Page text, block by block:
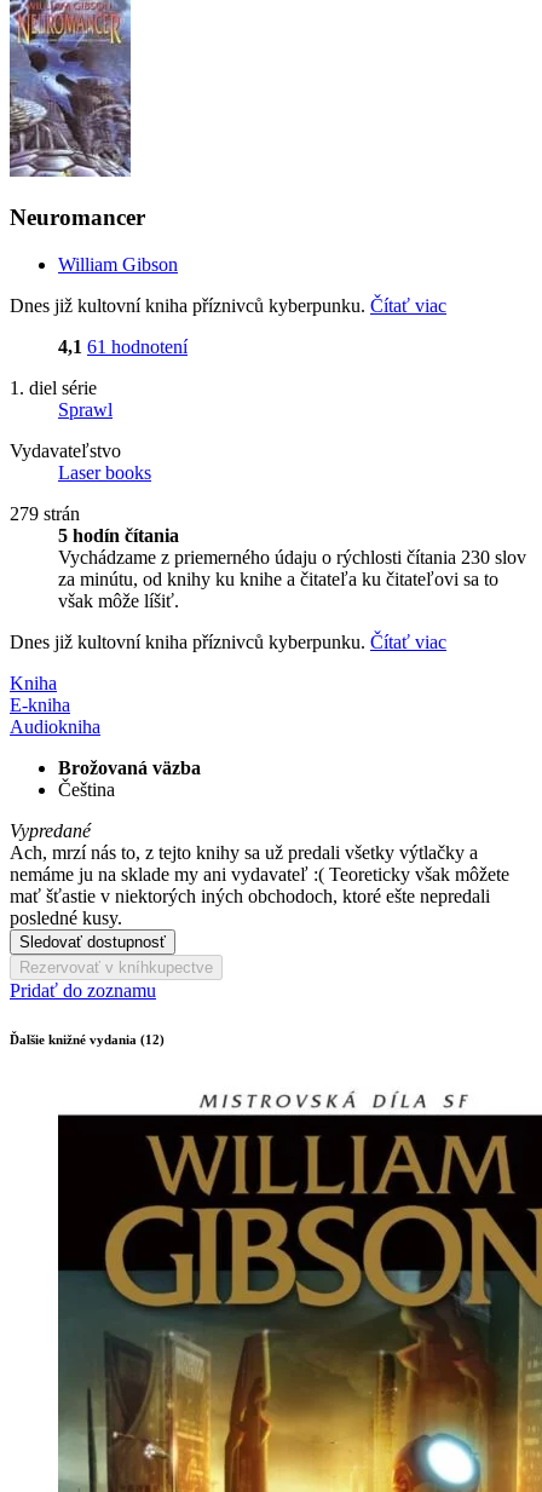
Neuromancer
William Gibson
Dnes již kultovní kniha příznivců kyberpunku. Čítať viac
4,1 61 hodnotení
1. diel série
Sprawl
Vydavateľstvo
Laser books
279 strán
5 hodín čítania
Vychádzame z priemerného údaju o rýchlosti čítania 230 slov
za minútu, od knihy ku knihe a čitateľa ku čitateľovi sa to
však môže líšiť.
Dnes již kultovní kniha příznivců kyberpunku. Čítať viac
Kniha
E-kniha
Audiokniha
Brožovaná väzba
Čeština
Vypredané
Ach, mrzí nás to, z tejto knihy sa už predali všetky výtlačky a
nemáme ju na sklade my ani vydavateľ :( Teoreticky však môžete
mať šťastie v niektorých iných obchodoch, ktoré ešte nepredali
posledné kusy.
Sledovať dostupnosť
Rezervovať v kníhkupectve
Pridať do zoznamu
Ďalšie knižné vydania (12)